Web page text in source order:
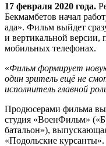
17 февраля 2020 года.
Бекмамбетов начал
ада». Фильм выйдет
и вертикальной версии,
мобильных телефонах.
«Фильм формирует
один зритель ещё не
исполнитель главной
Продюсерами фильма
студия «ВоенФильм»
батальон»),
«Подольские курсанты».